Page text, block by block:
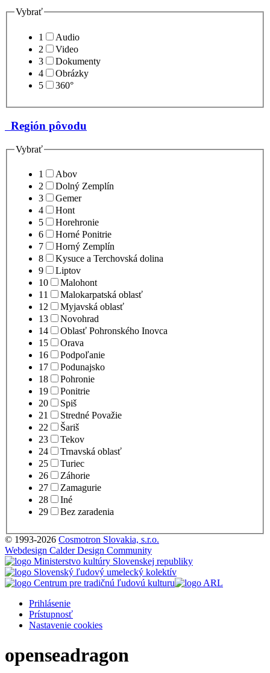
Vybrať
1
Audio
2
Video
3
Dokumenty
4
Obrázky
5
360°
Región pôvodu
Vybrať
1
Abov
2
Dolný Zemplín
3
Gemer
4
Hont
5
Horehronie
6
Horné Ponitrie
7
Horný Zemplín
8
Kysuce a Terchovská dolina
9
Liptov
10
Malohont
11
Malokarpatská oblasť
12
Myjavská oblasť
13
Novohrad
14
Oblasť Pohronského Inovca
15
Orava
16
Podpoľanie
17
Podunajsko
18
Pohronie
19
Ponitrie
20
Spiš
21
Stredné Považie
22
Šariš
23
Tekov
24
Trnavská oblasť
25
Turiec
26
Záhorie
27
Zamagurie
28
Iné
29
Bez zaradenia
© 1993-2026 Cosmotron Slovakia, s.r.o.
Webdesign Calder Design Community
Prihlásenie
Prístupnosť
Nastavenie cookies
openseadragon